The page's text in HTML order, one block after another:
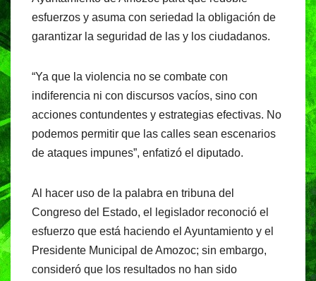
o
o
p
p
m
esfuerzos y asuma con seriedad la obligación de
garantizar la seguridad de las y los ciudadanos.
“Ya que la violencia no se combate con
indiferencia ni con discursos vacíos, sino con
acciones contundentes y estrategias efectivas. No
podemos permitir que las calles sean escenarios
de ataques impunes”, enfatizó el diputado.
Al hacer uso de la palabra en tribuna del
Congreso del Estado, el legislador reconoció el
esfuerzo que está haciendo el Ayuntamiento y el
Presidente Municipal de Amozoc; sin embargo,
consideró que los resultados no han sido